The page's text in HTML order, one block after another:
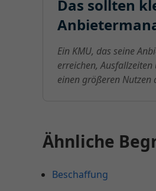
Das sollten
Ein KMU, das seine
erreichen,
einen größeren Nutzen
Ähnliche
Beschaffung